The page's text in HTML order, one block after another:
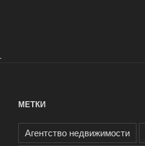
.
МЕТКИ
Агентство недвижимости